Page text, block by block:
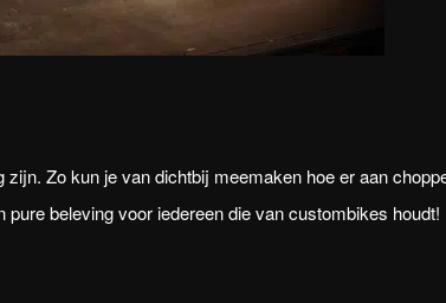
Zo kun je van dichtbij meemaken hoe er aan
beleving voor iedereen die van custombikes houdt!